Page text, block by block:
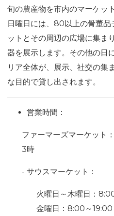
旬の農産物を市内のマーケッ
日曜日には、80以上の骨董
ットとその周辺の広場に集ま
器を展示します。その他の日
リア全体が、展示、社交の集
な目的で貸し出されます。
営業時間：
ファーマーズマーケット
3時
- サウスマーケット：
火曜日～木曜日：
金曜日：8:00～19:00